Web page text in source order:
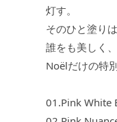
灯す。
そのひと塗り
誰をも美しく
Noëlだけの特
01.Pink White